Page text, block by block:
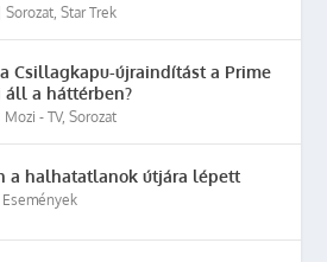
|Sorozat ,Star Trek
Csillagkapu-újraindítást a Prime
áll a háttérben?
Mozi - TV,Sorozat
a halhatatlanok útjára lépett
Események